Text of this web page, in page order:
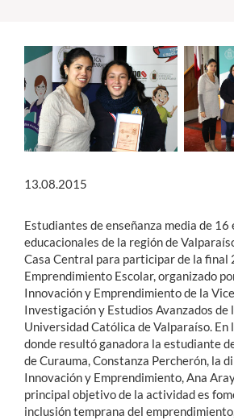
13.08.2015
Estudiantes de enseñanza media de
educacionales de la región de
Casa Central para participar de la final
Emprendimiento Escolar, organizado
Innovación y Emprendimiento de la
Investigación y Estudios Avanzados de
Universidad Católica de Valparaíso. En
donde resultó ganadora la estudiante
de Curauma, Constanza Percherón, la
Innovación y Emprendimiento, Ana
principal objetivo de la actividad es
inclusión temprana del